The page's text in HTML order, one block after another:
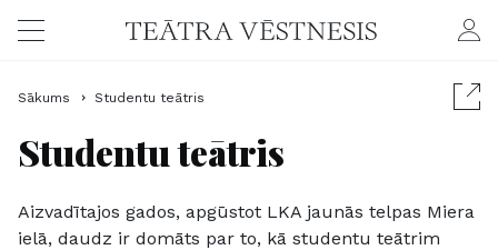
Sākums Studentu teātris
Studentu teātris
Aizvadītajos gados, apgūstot LKA jaunās telpas Miera
ielā, daudz ir domāts par to, kā studentu teātrim